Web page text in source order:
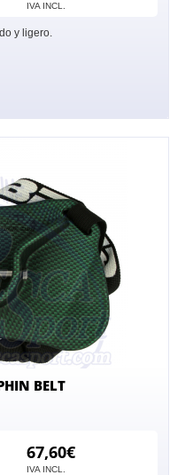
IVA INCL.
y ligero.
BELT
67,60€
IVA INCL.